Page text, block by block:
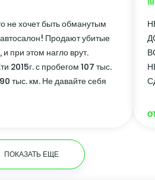
не хочет быть обманутым
Продают убитые
при этом нагло врут.
2015г. с пробегом 107 тыс.
тыс. км. Не давайте себя
ПОКАЗАТЬ ЕЩЕ